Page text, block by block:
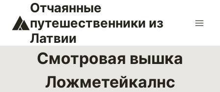
Перейти
содержимому
Отчаянные
путешественники из
Латвии
Смотровая вышка
Ложметейкалнс